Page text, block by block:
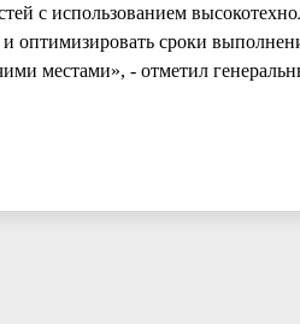
с использованием
оптимизировать сроки
местами», - отметил